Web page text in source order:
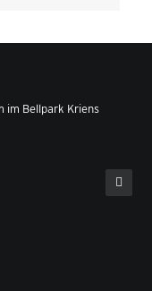
im Bellpark Kriens